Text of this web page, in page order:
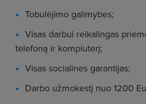
Tobulėjimo galimybes;
Visas darbui reikalingas
telefoną ir kompiuterį;
Visas socialines garantijas;
Darbo užmokestį nuo 1200